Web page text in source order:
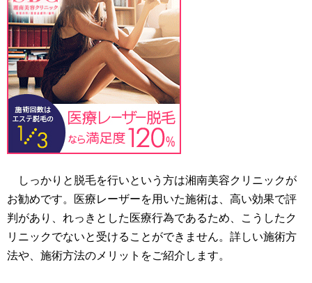
しっかりと脱毛を行いという方は湘南美容クリニックが
お勧めです。医療レーザーを用いた施術は、高い効果で評
判があり、れっきとした医療行為であるため、こうしたク
リニックでないと受けることができません。詳しい施術方
法や、施術方法のメリットをご紹介します。